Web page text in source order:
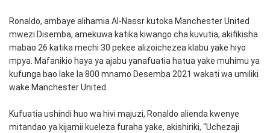
Ronaldo, ambaye alihamia Al-Nassr kutoka Manchester United
mwezi Disemba, amekuwa katika kiwango cha kuvutia, akifikisha
mabao 26 katika mechi 30 pekee alizoichezea klabu yake hiyo
mpya. Mafanikio haya ya ajabu yanafuatia hatua yake muhimu ya
kufunga bao lake la 800 mnamo Desemba 2021 wakati wa umiliki
wake Manchester United.
Kufuatia ushindi huo wa hivi majuzi, Ronaldo alienda kwenye
mitandao ya kijamii kueleza furaha yake, akishiriki, “Uchezaji